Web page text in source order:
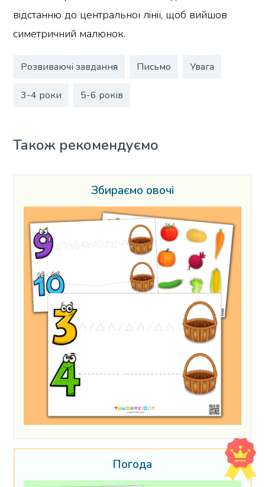
відстанню до центральної лінії, щоб вийшов
симетричний малюнок.
Розвиваючі завдання Письмо Увага
3-4 роки 5-6 років
Також рекомендуємо
Збираємо овочі
Погода